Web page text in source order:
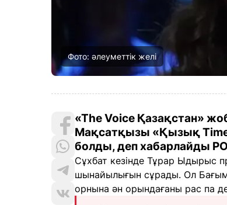
Фото: әлеуметтік желі
«The Voice Қазақстан»
Мақсатқызы «Қызық
болды, деп хабарлайды
Сұхбат кезінде Тұрар Ыдырыс
шынайылығын сұрады. Ол Бағым
орнына ән орындағаны рас па